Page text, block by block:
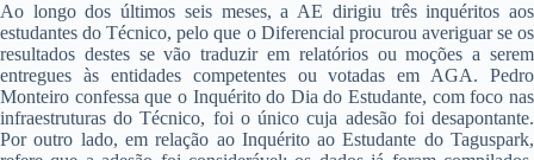
Ao longo dos últimos seis meses, a AE dirigiu três inquéritos aos
estudantes do Técnico, pelo que o Diferencial procurou averiguar se os
resultados destes se vão traduzir em relatórios ou moções a serem
entregues às entidades competentes ou votadas em AGA. Pedro
Monteiro confessa que o Inquérito do Dia do Estudante, com foco nas
infraestruturas do Técnico, foi o único cuja adesão foi desapontante.
Por outro lado, em relação ao Inquérito ao Estudante do Taguspark,